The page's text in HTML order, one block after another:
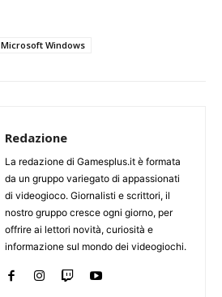
Microsoft Windows
Redazione
La redazione di Gamesplus.it è formata
da un gruppo variegato di appassionati
di videogioco. Giornalisti e scrittori, il
nostro gruppo cresce ogni giorno, per
offrire ai lettori novità, curiosità e
informazione sul mondo dei videogiochi.